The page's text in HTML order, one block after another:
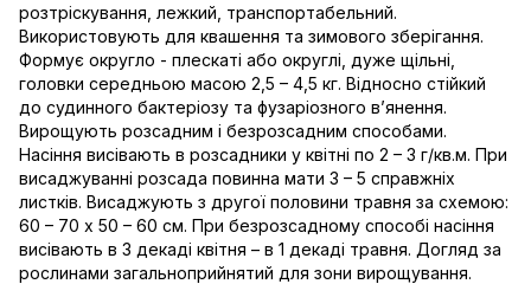
розтріскування, лежкий, транспортабельний.
Використовують для квашення та зимового зберігання.
Формує округло - плескаті або округлі, дуже щільні,
головки середньою масою 2,5 – 4,5 кг. Відносно стійкий
до судинного бактеріозу та фузаріозного в’янення.
Вирощують розсадним і безрозсадним способами.
Насіння висівають в розсадники у квітні по 2 – 3 г/кв.м. При
висаджуванні розсада повинна мати 3 – 5 справжніх
листків. Висаджують з другої половини травня за схемою:
60 – 70 х 50 – 60 см. При безрозсадному способі насіння
висівають в 3 декаді квітня – в 1 декаді травня. Догляд за
рослинами загальноприйнятий для зони вирощування.